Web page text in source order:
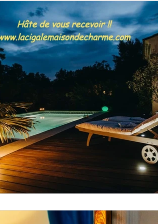
Charme & Zenitude Nos Cadeaux de
2024 !!🍾🥂